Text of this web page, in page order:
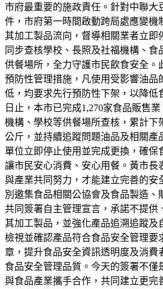
市府最重要的施政責任。針對中聯大
件，市府第一時間啟動跨局處應變機
其加工製品流向，督導相關業者立即
同步查核學校、長照及社福機構、食
供餐場所，全力守護市民飲食安全。
預防性管理措施，凡使用受影響油品
低，均要求先行預防性下架，以降低
日止，本市已完成1,270家食品販售
機構、學校等供餐場所查核，累計下
公斤，並持續追蹤問題油品及相關產
單位立即停止使用並完成更換，確保
讓市民安心消費、安心用餐。黃市長
與產業共同努力，才能建立完善的安
別邀集食品相關公協會及食品製造、
共同簽署自主管理宣言，承諾不提供
其加工製品，並強化產品追溯追蹤及
檢視並確認產品符合食品安全管理要
章，提升食品安全資訊透明度及消費
食品安全管理品質。今天的簽署不僅
與食品產業攜手合作，共同建立更完